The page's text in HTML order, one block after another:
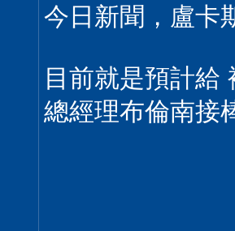
今日新聞，盧卡
目前就是預計給
總經理布倫南接